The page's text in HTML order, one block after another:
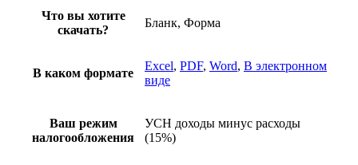
Что вы хотите
скачать?
Бланк, Форма
В каком формате
Excel, PDF, Word, В электронном
виде
Ваш режим
налогообложения
УСН доходы минус расходы
(15%)